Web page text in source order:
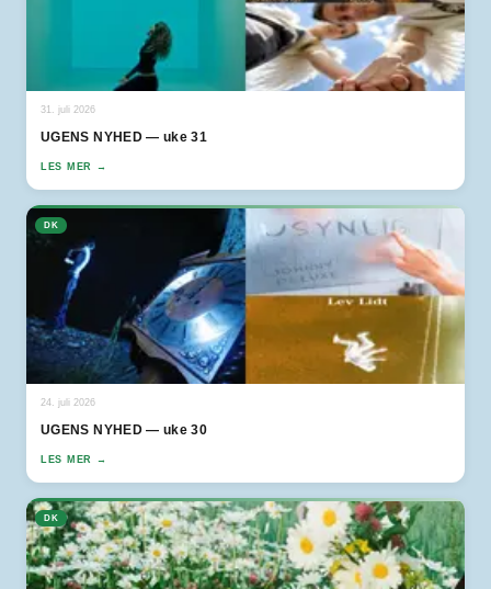
31. juli 2026
UGENS NYHED — uke 31
LES MER →
DK
24. juli 2026
UGENS NYHED — uke 30
LES MER →
DK